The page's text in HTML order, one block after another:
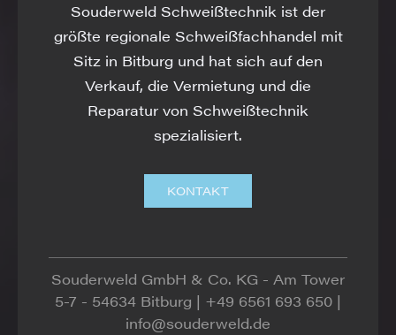
Souderweld Schweißtechnik ist der
größte regionale Schweißfachhandel mit
Sitz in Bitburg und hat sich auf den
Verkauf, die Vermietung und die
Reparatur von Schweißtechnik
spezialisiert.
KONTAKT
Souderweld GmbH & Co. KG - Am Tower
5-7 - 54634 Bitburg | +49 6561 693 650 |
info@souderweld.de